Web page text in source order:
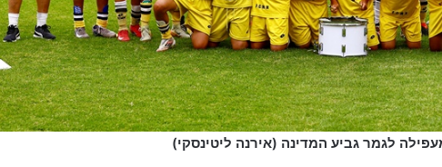
לגמר גביע המדינה (אירנה ליטינסקי)